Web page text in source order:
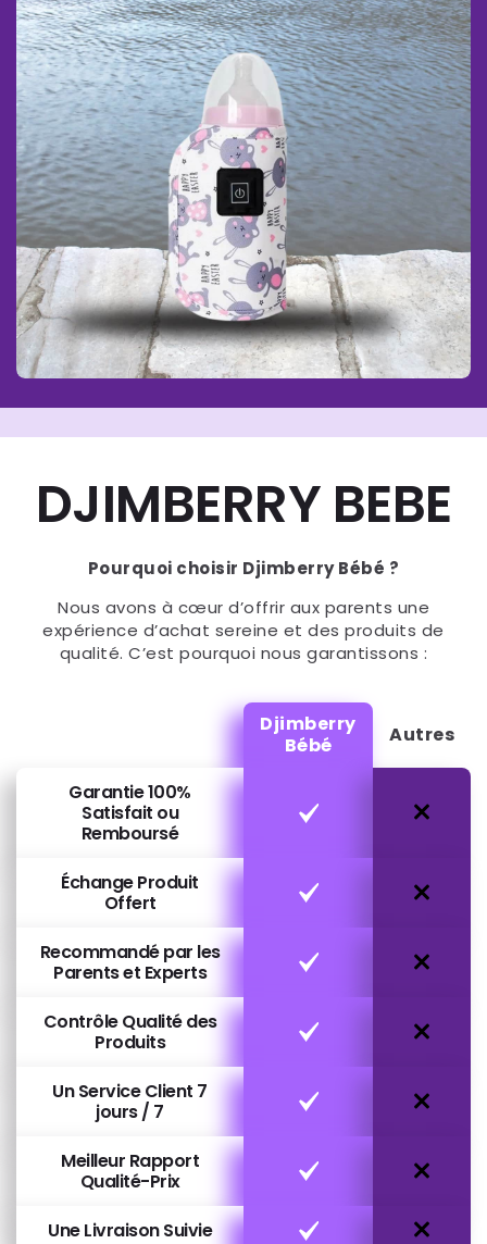
DJIMBERRY BEBE
Pourquoi choisir Djimberry Bébé ?
Nous avons à cœur d’offrir aux parents une
expérience d’achat sereine et des produits de
qualité. C’est pourquoi nous garantissons :
Djimberry
Bébé
Autres
Garantie 100%
Satisfait ou
Remboursé
Échange Produit
Offert
Recommandé par les
Parents et Experts
Contrôle Qualité des
Produits
Un Service Client 7
jours / 7
Meilleur Rapport
Qualité-Prix
Une Livraison Suivie